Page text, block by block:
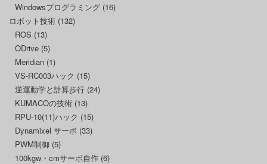
Windowsプログラミング (16)
ロボット技術 (132)
ROS (13)
ODrive (5)
Meridian (1)
VS-RC003ハック (15)
逆運動学と計算歩行 (24)
KUMACOの技術 (13)
RPU-10(11)ハック (15)
Dynamixel サーボ (33)
PWM制御 (5)
100kgw・cmサーボ自作 (6)